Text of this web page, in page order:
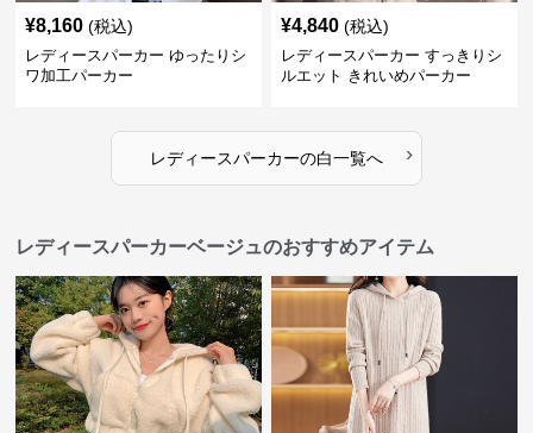
¥8,160 (税込)
レディースパーカー ゆったりシ
ワ加工パーカー
¥4,840 (税込)
レディースパーカー すっきりシ
ルエット きれいめパーカー
レディースパーカーの白一覧へ ›
レディースパーカーベージュのおすすめアイテム